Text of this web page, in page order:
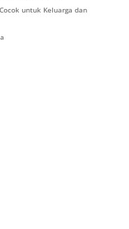
untuk Keluarga dan